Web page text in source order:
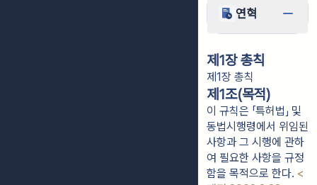
연혁
제1장 총칙
제1장 총칙
제1조(목적)
이 규칙은 「특허법」 및
동법시행령에서 위임된
사항과 그 시행에 관하
여 필요한 사항을 규정
함을 목적으로 한다. <